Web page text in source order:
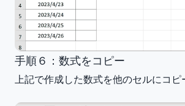
手順６：数式をコピー
上記で作成した数式を他のセルにコピ